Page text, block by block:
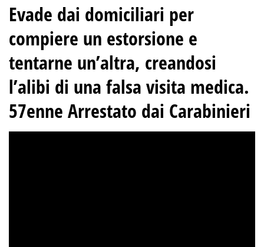
Evade dai domiciliari per
compiere un estorsione e
tentarne un’altra, creandosi
l’alibi di una falsa visita medica.
57enne Arrestato dai Carabinieri